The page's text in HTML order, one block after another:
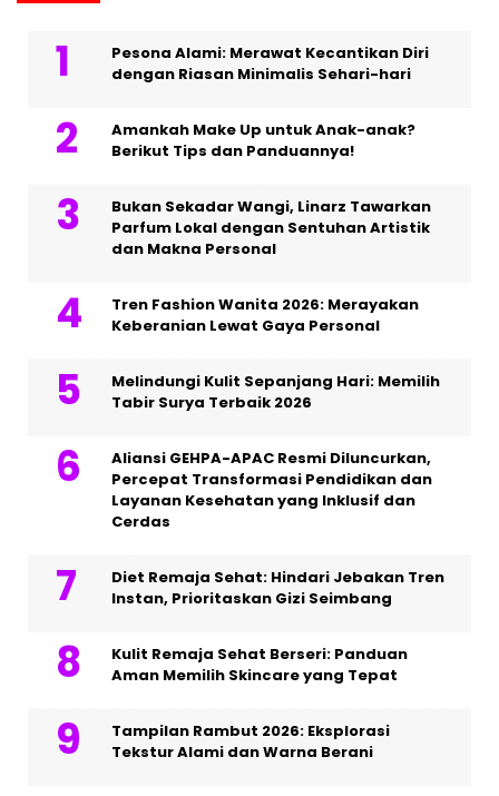
Pesona Alami: Merawat Kecantikan Diri
dengan Riasan Minimalis Sehari-hari
Amankah Make Up untuk Anak-anak?
Berikut Tips dan Panduannya!
Bukan Sekadar Wangi, Linarz Tawarkan
Parfum Lokal dengan Sentuhan Artistik
dan Makna Personal
Tren Fashion Wanita 2026: Merayakan
Keberanian Lewat Gaya Personal
Melindungi Kulit Sepanjang Hari: Memilih
Tabir Surya Terbaik 2026
Aliansi GEHPA-APAC Resmi Diluncurkan,
Percepat Transformasi Pendidikan dan
Layanan Kesehatan yang Inklusif dan
Cerdas
Diet Remaja Sehat: Hindari Jebakan Tren
Instan, Prioritaskan Gizi Seimbang
Kulit Remaja Sehat Berseri: Panduan
Aman Memilih Skincare yang Tepat
Tampilan Rambut 2026: Eksplorasi
Tekstur Alami dan Warna Berani